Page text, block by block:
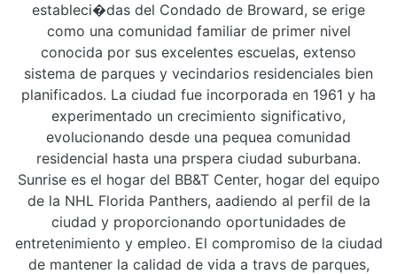
estableci�das del Condado de Broward, se erige
como una comunidad familiar de primer nivel
conocida por sus excelentes escuelas, extenso
sistema de parques y vecindarios residenciales bien
planificados. La ciudad fue incorporada en 1961 y ha
experimentado un crecimiento significativo,
evolucionando desde una pequea comunidad
residencial hasta una prspera ciudad suburbana.
Sunrise es el hogar del BB&T Center, hogar del equipo
de la NHL Florida Panthers, aadiendo al perfil de la
ciudad y proporcionando oportunidades de
entretenimiento y empleo. El compromiso de la ciudad
de mantener la calidad de vida a travs de parques,